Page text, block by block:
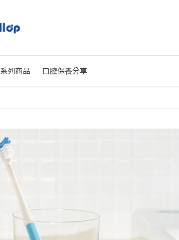
系列商品 口腔保養分享